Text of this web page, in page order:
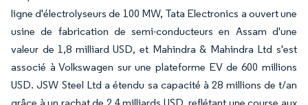
ligne d'électrolyseurs de 100 MW, Tata Electronics a ouvert une
usine de fabrication de semi-conducteurs en Assam d'une
valeur de 1,8 milliard USD, et Mahindra & Mahindra Ltd s'est
associé à Volkswagen sur une plateforme EV de 600 millions
USD. JSW Steel Ltd a étendu sa capacité à 28 millions de t/an